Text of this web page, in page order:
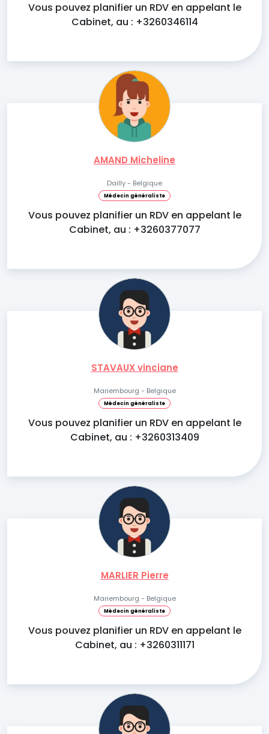
Vous pouvez planifier un RDV en appelant le
Cabinet, au : +3260346114
AMAND Micheline
Dailly - Belgique
Médecin généraliste
Vous pouvez planifier un RDV en appelant le
Cabinet, au : +3260377077
STAVAUX vinciane
Mariembourg - Belgique
Médecin généraliste
Vous pouvez planifier un RDV en appelant le
Cabinet, au : +3260313409
MARLIER Pierre
Mariembourg - Belgique
Médecin généraliste
Vous pouvez planifier un RDV en appelant le
Cabinet, au : +3260311171